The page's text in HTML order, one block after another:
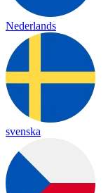
Nederlands
svenska